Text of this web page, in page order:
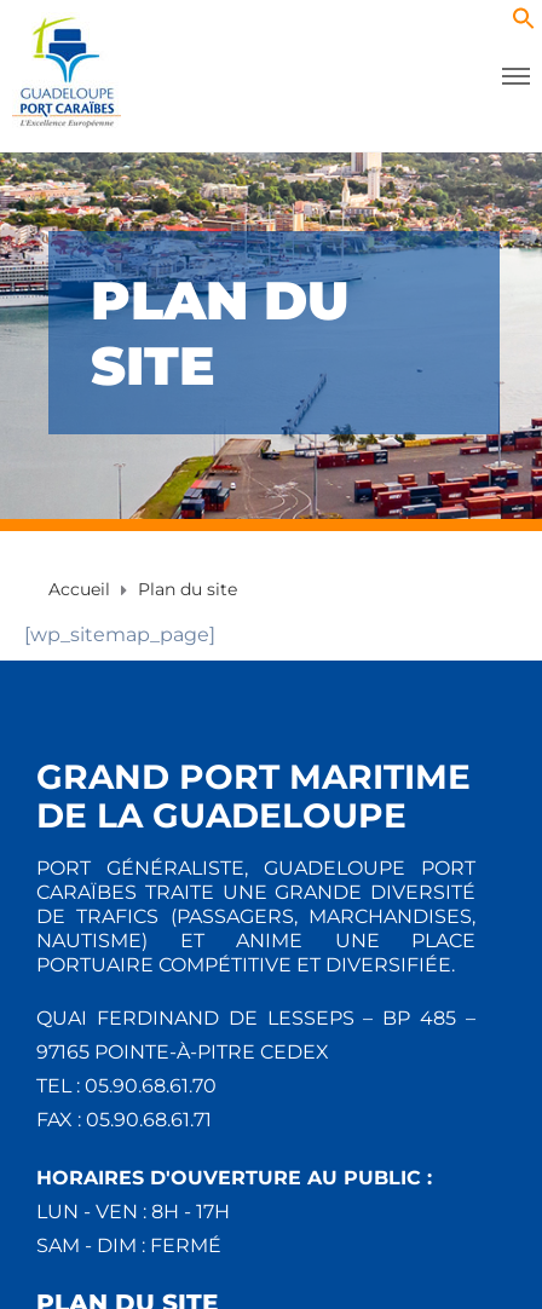
PLAN DU
SITE
Accueil Plan du site
[wp_sitemap_page]
GRAND PORT MARITIME
DE LA GUADELOUPE
PORT GÉNÉRALISTE, GUADELOUPE PORT
CARAÏBES TRAITE UNE GRANDE DIVERSITÉ
DE TRAFICS (PASSAGERS, MARCHANDISES,
NAUTISME) ET ANIME UNE PLACE
PORTUAIRE COMPÉTITIVE ET DIVERSIFIÉE.
QUAI FERDINAND DE LESSEPS – BP 485 –
97165 POINTE-À-PITRE CEDEX
TEL : 05.90.68.61.70
FAX : 05.90.68.61.71
HORAIRES D'OUVERTURE AU PUBLIC :
LUN - VEN : 8H - 17H
SAM - DIM : FERMÉ